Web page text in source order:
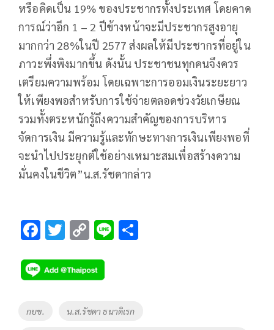
หรือคิดเป็น 19% ของประชากรทั้งประเทศ โดยคาด
การณ์ว่าอีก 1 – 2 ปีข้างหน้าจะมีประชากรสูงอายุ
มากกว่า 28%ในปี 2577 ส่งผลให้มีประชากรที่อยู่ใน
ภาวะพึ่งพิงมากขึ้น ดังนั้น ประชาชนทุกคนจึงควร
เตรียมความพร้อม โดยเฉพาะการออมเงินระยะยาว
ให้เพียงพอสำหรับการใช้จ่ายตลอดช่วงวัยเกษียณ
รวมทั้งตระหนักรู้ถึงความสำคัญของการบริหาร
จัดการเงิน มีความรู้และทักษะทางการเงินเพียงพอที่
จะนำไปประยุกต์ใช้อย่างเหมาะสมเพื่อสร้างความ
มั่นคงในชีวิต”น.ส.รัชดากล่าว
F
e
b
o
T
tt
er
C
p
y
Li
Li
Tags
กบข. น.ส.รัชดา ธนาดิเรก